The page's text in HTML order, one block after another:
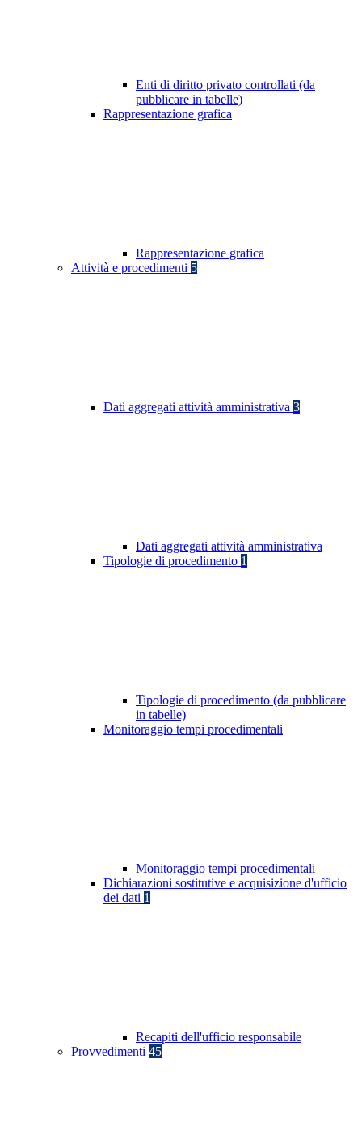
Enti di diritto privato controllati (da
pubblicare in tabelle)
Rappresentazione grafica
Rappresentazione grafica
Attività e procedimenti 5
Dati aggregati attività amministrativa 3
Dati aggregati attività amministrativa
Tipologie di procedimento 1
Tipologie di procedimento (da pubblicare
in tabelle)
Monitoraggio tempi procedimentali
Monitoraggio tempi procedimentali
Dichiarazioni sostitutive e acquisizione d'ufficio
dei dati 1
Recapiti dell'ufficio responsabile
Provvedimenti 45